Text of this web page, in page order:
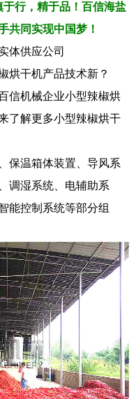
于行，精于品！百信海盐
共同实现中国梦！
体供应公司
烘干机产品技术新？
信机械企业小型辣椒烘
了解更多小型辣椒烘干
保温箱体装置、导风系
调湿系统、电辅助系
能控制系统等部分组